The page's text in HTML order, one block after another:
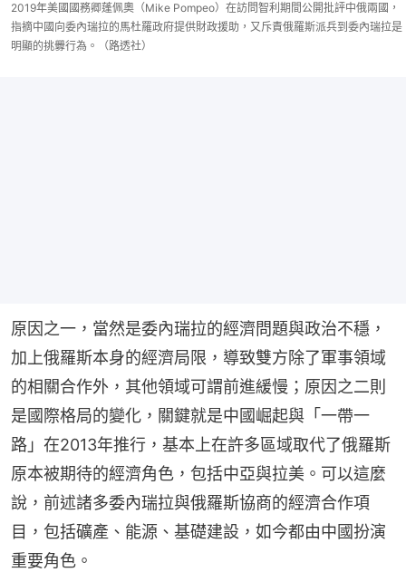
2019年美國國務卿蓬佩奧（Mike Pompeo）在訪問智利期間公開批評中俄兩國，
指摘中國向委內瑞拉的馬杜羅政府提供財政援助，又斥責俄羅斯派兵到委內瑞拉是
明顯的挑釁行為。（路透社）
原因之一，當然是委內瑞拉的經濟問題與政治不穩，
加上俄羅斯本身的經濟局限，導致雙方除了軍事領域
的相關合作外，其他領域可謂前進緩慢；原因之二則
是國際格局的變化，關鍵就是中國崛起與「一帶一
路」在2013年推行，基本上在許多區域取代了俄羅斯
原本被期待的經濟角色，包括中亞與拉美。可以這麼
說，前述諸多委內瑞拉與俄羅斯協商的經濟合作項
目，包括礦產、能源、基礎建設，如今都由中國扮演
重要角色。